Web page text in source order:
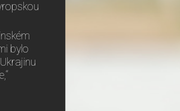
bylo